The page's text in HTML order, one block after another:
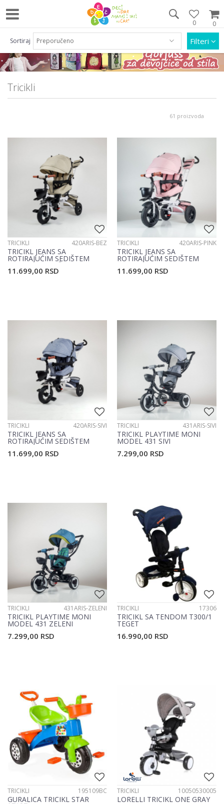
0
0
Pozovite nas na 063/55 33 46 i 011/452 92 40
Tricikli
Sortiraj Filteri
61 proizvoda
TRICIKLI 420ARIS-BEZ
TRICIKL JEANS SA
ROTIRAJUĆIM SEDIŠTEM
11.699,00 RSD
TRICIKLI 420ARIS-PINK
TRICIKL JEANS SA
ROTIRAJUĆIM SEDIŠTEM
11.699,00 RSD
TRICIKLI 420ARIS-SIVI
TRICIKL JEANS SA
ROTIRAJUĆIM SEDIŠTEM
11.699,00 RSD
TRICIKLI 431ARIS-SIVI
TRICIKL PLAYTIME MONI
MODEL 431 SIVI
7.299,00 RSD
TRICIKLI 431ARIS-ZELENI
TRICIKL PLAYTIME MONI
MODEL 431 ZELENI
7.299,00 RSD
TRICIKLI 17306
TRICIKL SA TENDOM T300/1
TEGET
16.990,00 RSD
TRICIKLI 195109BC
GURALICA TRICIKL STAR
TRICIKLI 10050530005
LORELLI TRICIKL ONE GRAY